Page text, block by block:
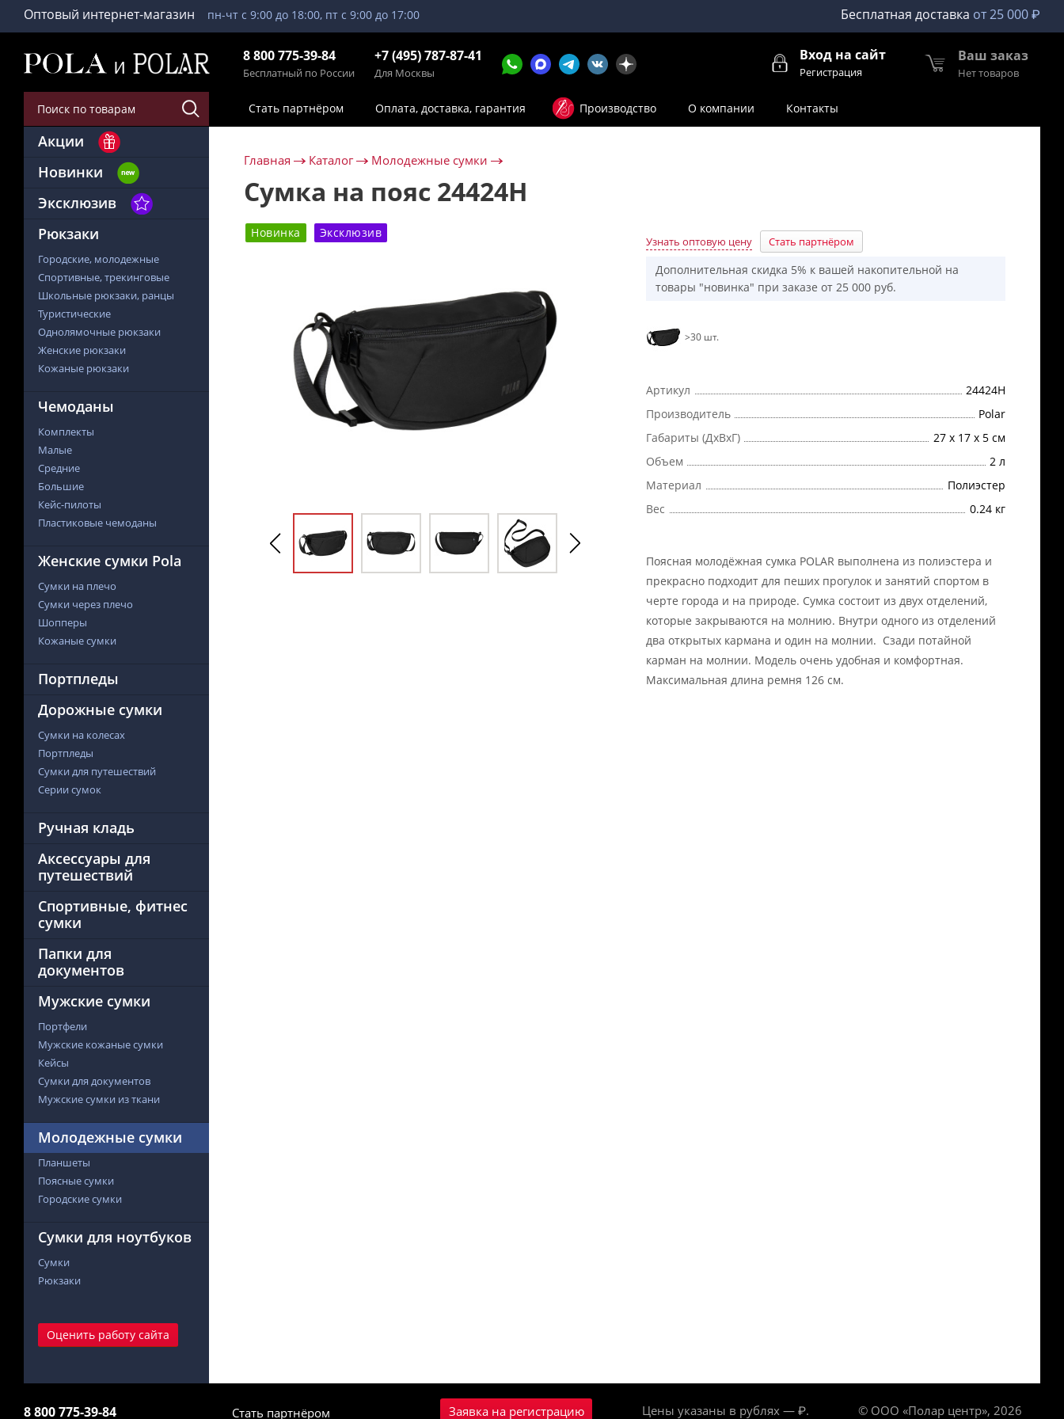
Оптовый интернет-магазин пн-чт с 9:00 до 18:00, пт с 9:00 до 17:00 Бесплатная доставка от 25 000 ₽
8 800 775-39-84
Бесплатный по России
+7 (495) 787-87-41
Для Москвы
Вход на сайт
Регистрация
Ваш заказ
Нет товаров
Стать партнёром Оплата, доставка, гарантия Производство О компании Контакты
Акции
Новинки
Эксклюзив
Рюкзаки
Городские, молодежные
Спортивные, трекинговые
Школьные рюкзаки, ранцы
Туристические
Однолямочные рюкзаки
Женские рюкзаки
Кожаные рюкзаки
Чемоданы
Комплекты
Малые
Средние
Большие
Кейс-пилоты
Пластиковые чемоданы
Женские сумки Pola
Сумки на плечо
Сумки через плечо
Шопперы
Кожаные сумки
Портпледы
Дорожные сумки
Сумки на колесах
Портпледы
Сумки для путешествий
Серии сумок
Ручная кладь
Аксессуары для
путешествий
Спортивные, фитнес
сумки
Папки для
документов
Мужские сумки
Портфели
Мужские кожаные сумки
Кейсы
Сумки для документов
Мужские сумки из ткани
Молодежные сумки
Планшеты
Поясные сумки
Городские сумки
Сумки для ноутбуков
Сумки
Рюкзаки
Оценить работу сайта
Главная Каталог Молодежные сумки
Сумка на пояс 24424H
Новинка Эксклюзив
Узнать оптовую цену Стать партнёром
Дополнительная скидка 5% к вашей накопительной на
товары "новинка" при заказе от 25 000 руб.
>30 шт.
Артикул
24424H
Производитель
Polar
Габариты (ДхВхГ)
27 х 17 х 5 см
Объем
2 л
Материал
Полиэстер
Вес
0.24 кг
Поясная молодёжная сумка POLAR выполнена из полиэстера и
прекрасно подходит для пеших прогулок и занятий спортом в
черте города и на природе. Сумка состоит из двух отделений,
которые закрываются на молнию. Внутри одного из отделений
два открытых кармана и один на молнии. Сзади потайной
карман на молнии. Модель очень удобная и комфортная.
Максимальная длина ремня 126 см.
8 800 775-39-84 Стать партнёром Заявка на регистрацию Цены указаны в рублях — ₽. © ООО «Полар центр», 2026